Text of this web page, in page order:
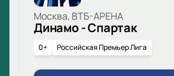
Москва, ВТБ-АРЕНА
Динамо - Спартак
0+ Российская Премьер Лига